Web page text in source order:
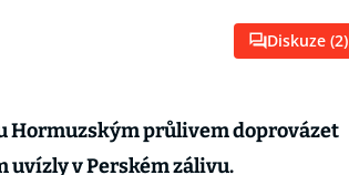
Diskuze (2)
Hormuzským průlivem doprovázet
uvízly v Perském zálivu.